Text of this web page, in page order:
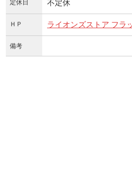
定休日 不定休
ＨＰ ライオンズストア フラ
備考